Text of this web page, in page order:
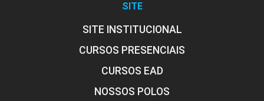
SITE
SITE INSTITUCIONAL
CURSOS PRESENCIAIS
CURSOS EAD
NOSSOS POLOS